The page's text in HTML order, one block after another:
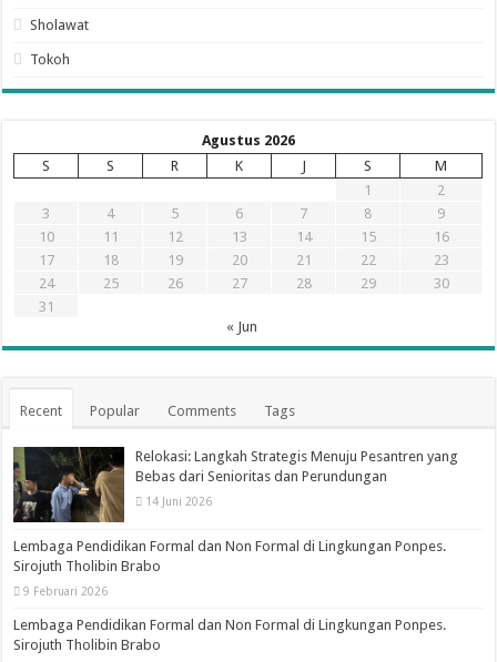
Sholawat
Tokoh
Agustus 2026
S
S R K J S
M
1
2
3
4 5 6 7 8
9
10
11 12 13 14 15
16
17
18 19 20 21 22
23
24
25 26 27 28 29
30
31
« Jun
Recent Popular Comments Tags
Relokasi: Langkah Strategis Menuju Pesantren yang
Bebas dari Senioritas dan Perundungan
14 Juni 2026
Lembaga Pendidikan Formal dan Non Formal di Lingkungan Ponpes.
Sirojuth Tholibin Brabo
9 Februari 2026
Lembaga Pendidikan Formal dan Non Formal di Lingkungan Ponpes.
Sirojuth Tholibin Brabo